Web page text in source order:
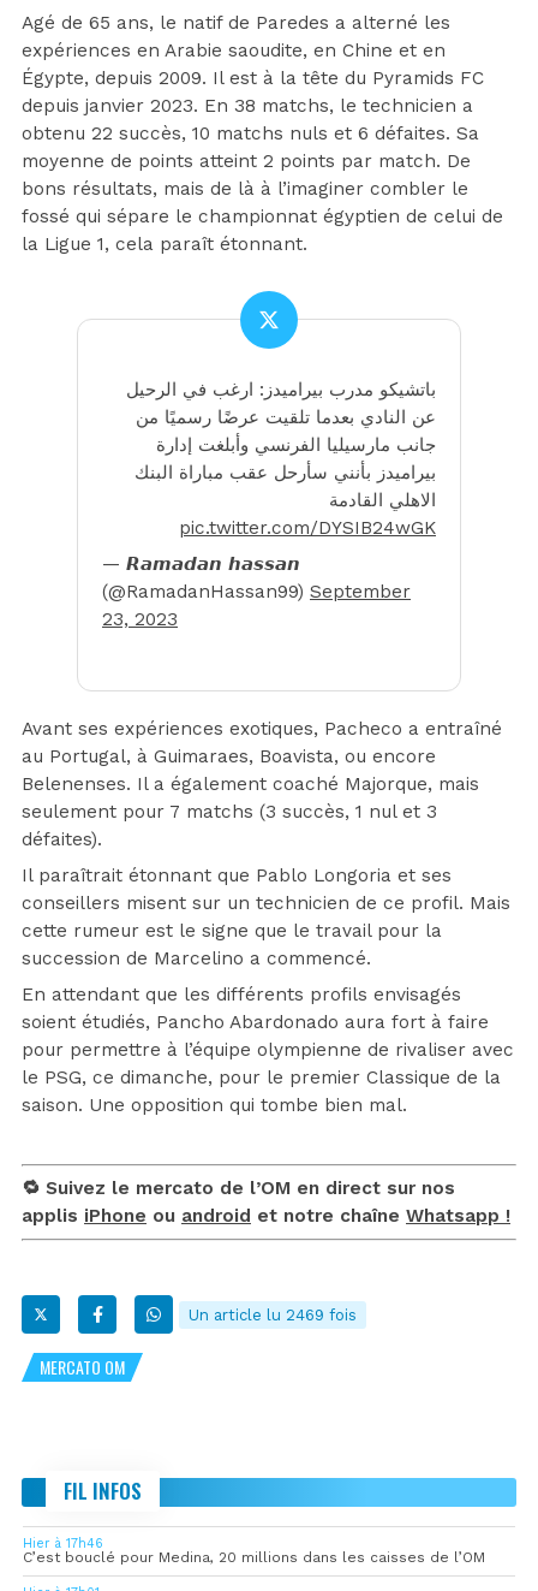
Agé de 65 ans, le natif de Paredes a alterné les
expériences en Arabie saoudite, en Chine et en
Égypte, depuis 2009. Il est à la tête du Pyramids FC
depuis janvier 2023. En 38 matchs, le technicien a
obtenu 22 succès, 10 matchs nuls et 6 défaites. Sa
moyenne de points atteint 2 points par match. De
bons résultats, mais de là à l’imaginer combler le
fossé qui sépare le championnat égyptien de celui de
la Ligue 1, cela paraît étonnant.
باتشيكو مدرب بيراميدز: ارغب في الرحيل
عن النادي بعدما تلقيت عرضًا رسميًا من
جانب مارسيليا الفرنسي وأبلغت إدارة
بيراميدز بأنني سأرحل عقب مباراة البنك
الاهلي القادمة
pic.twitter.com/DYSIB24wGK
— 𝙍𝙖𝙢𝙖𝙙𝙖𝙣 𝙝𝙖𝙨𝙨𝙖𝙣
(@RamadanHassan99) September
23, 2023
Avant ses expériences exotiques, Pacheco a entraîné
au Portugal, à Guimaraes, Boavista, ou encore
Belenenses. Il a également coaché Majorque, mais
seulement pour 7 matchs (3 succès, 1 nul et 3
défaites).
Il paraîtrait étonnant que Pablo Longoria et ses
conseillers misent sur un technicien de ce profil. Mais
cette rumeur est le signe que le travail pour la
succession de Marcelino a commencé.
En attendant que les différents profils envisagés
soient étudiés, Pancho Abardonado aura fort à faire
pour permettre à l’équipe olympienne de rivaliser avec
le PSG, ce dimanche, pour le premier Classique de la
saison. Une opposition qui tombe bien mal.
🔁 Suivez le mercato de l’OM en direct sur nos
applis iPhone ou android et notre chaîne Whatsapp !
Un article lu 2469 fois
MERCATO OM
FIL INFOS
Hier à 17h46
C’est bouclé pour Medina, 20 millions dans les caisses de l’OM